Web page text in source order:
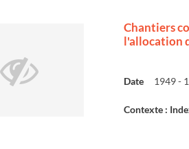
Chantiers
l'allocation
Date 1949 -
Contexte :